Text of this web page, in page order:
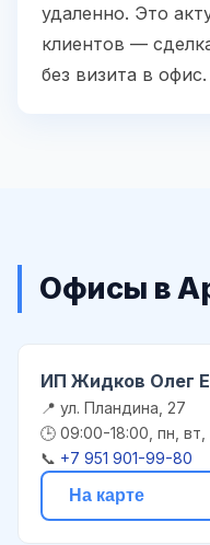
удаленно. Это
клиентов —
без визита в офис.
Офисы в
ИП Жидков Олег
📍 ул. Пландина, 27
🕒 09:00-18:00, пн, вт,
📞 +7 951 901-99-80
На карте